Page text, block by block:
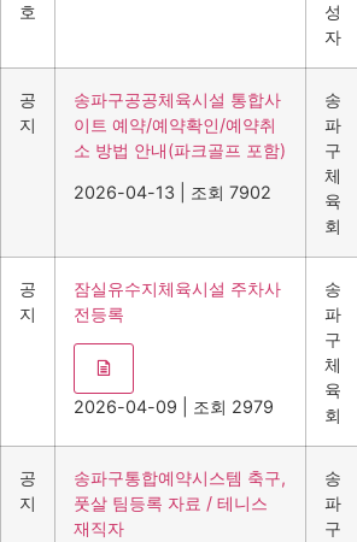
호
성
자
공
지
송파구공공체육시설 통합사
이트 예약/예약확인/예약취
소 방법 안내(파크골프 포함)
2026-04-13 조회 7902
송
파
구
체
육
회
공
지
잠실유수지체육시설 주차사
전등록
2026-04-09 조회 2979
송
파
구
체
육
회
공
지
송파구통합예약시스템 축구,
풋살 팀등록 자료 / 테니스
재직자
송
파
구